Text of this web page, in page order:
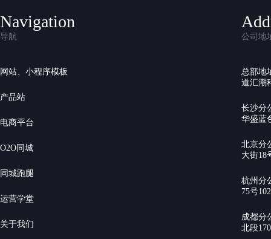
Navigation
导航
网站、小程序模板
产品站
电商平台
O2O同城
同城跑腿
运营学堂
关于我们
公司地
总部地
道汇潮
长沙分
华盛蓝
北京分
大街18
杭州分
75号
成都分
北段